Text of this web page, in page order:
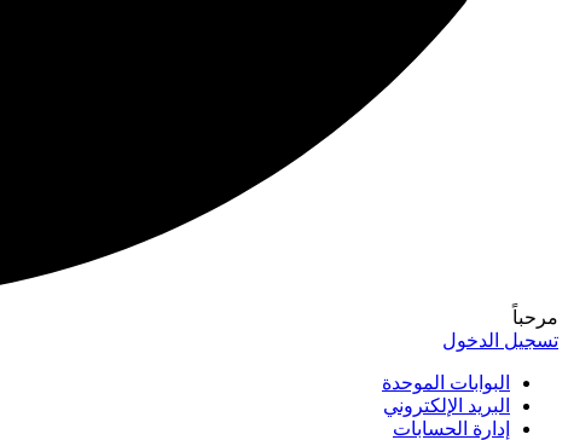
مرحباً
تسجيل الدخول
البوابات الموحدة
البريد الإلكتروني
إدارة الحسابات